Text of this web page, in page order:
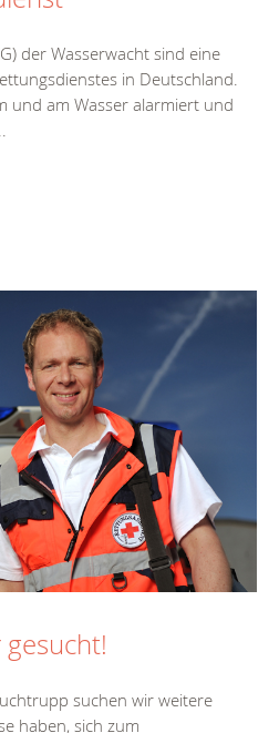
der Wasserwacht sind eine
in Deutschland.
und am Wasser alarmiert und
suchen wir weitere
haben, sich zum